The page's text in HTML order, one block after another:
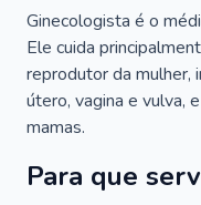
Ginecologista é o
Ele cuida
reprodutor da mulher,
útero, vagina e vulva,
mamas.
Para que